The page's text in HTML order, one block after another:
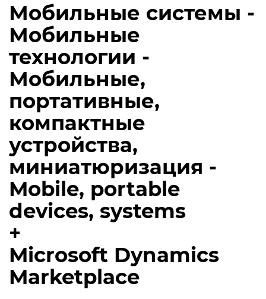
Мобильные системы -
Мобильные
технологии -
Мобильные,
портативные,
компактные
устройства,
миниатюризация -
Mobile, portable
devices, systems
+
Microsoft Dynamics
Marketplace